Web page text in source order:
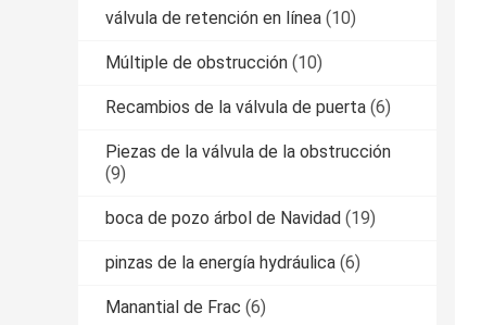
válvula de retención en línea (10)
Múltiple de obstrucción (10)
Recambios de la válvula de puerta (6)
Piezas de la válvula de la obstrucción
(9)
boca de pozo árbol de Navidad (19)
pinzas de la energía hydráulica (6)
Manantial de Frac (6)